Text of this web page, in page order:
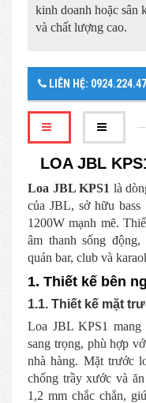
kinh doanh hoặc sân
và chất lượng cao.
LIÊN HỆ:
LOA JBL
Loa JBL KPS1 là
của JBL, sở hữu
1200W mạnh mẽ.
âm thanh sống
quán bar, club và
1. Thiết kế bên
1.1. Thiết kế mặt
Loa JBL KPS1 mang
sang trọng, phù hợp
nhà hàng. Mặt trước
chống trầy xước và
1,2 mm chắc chắn,